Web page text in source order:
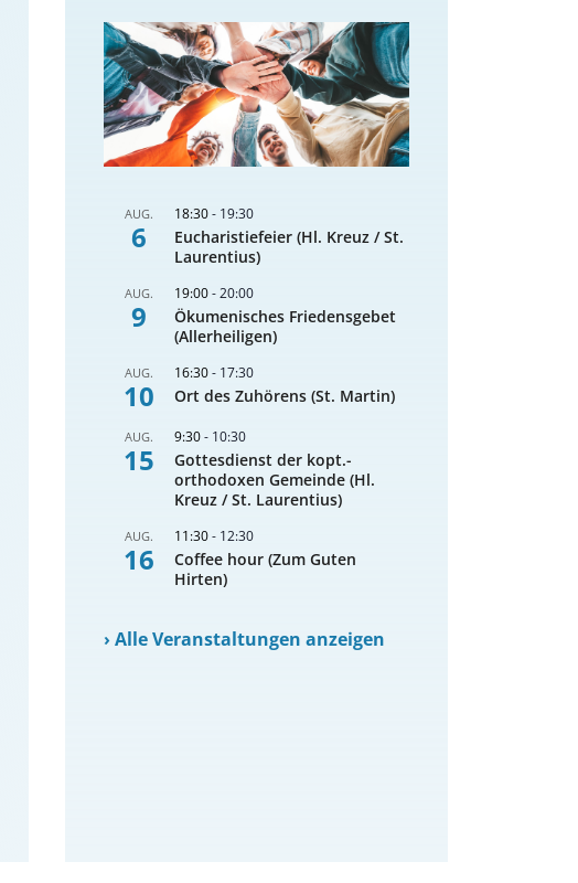
AUG.
6
18:30- 19:30
Eucharistiefeier (Hl. Kreuz / St.
Laurentius)
AUG.
9
19:00-20:00
Ökumenisches Friedensgebet
(Allerheiligen)
AUG.
10
16:30- 17:30
Ort des Zuhörens (St. Martin)
AUG.
15
9:30- 10:30
Gottesdienst der kopt.-
orthodoxen Gemeinde (Hl.
Kreuz / St. Laurentius)
AUG.
16
11:30- 12:30
Coffee hour (Zum Guten
Hirten)
›Alle Veranstaltungen anzeigen